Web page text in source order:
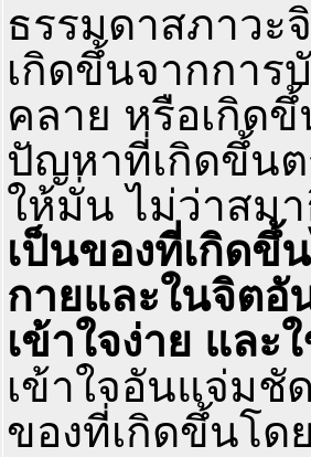
ธรรมดาสภาวะ
เกิดขึ้นจากการ
คลาย หรือเกิด
ปัญหาที่เกิดขึ้นต
ให้มั่น ไม่ว่าสม
เป็นของที่เกิดขึ้
กายและในจิตอั
เข้าใจง่าย แล
เข้าใจอันแจ่มชั
ของที่เกิดขึ้นโด